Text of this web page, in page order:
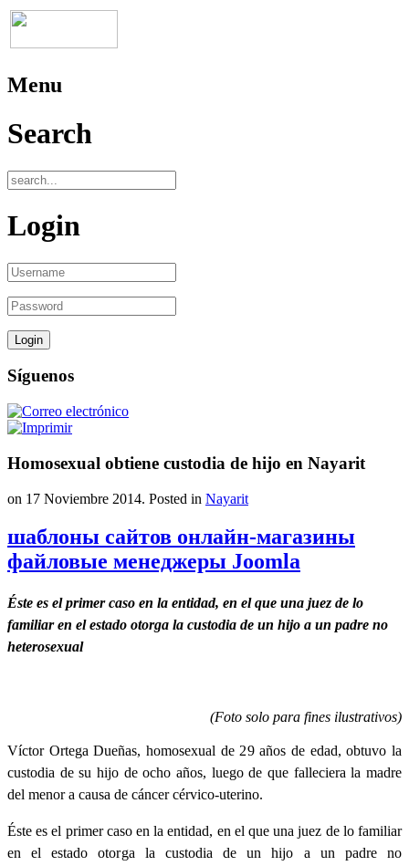
Menu
Search
Login
Síguenos
Homosexual obtiene custodia de hijo en Nayarit
on 17 Noviembre 2014. Posted in Nayarit
шаблоны сайтов онлайн-магазины
файловые менеджеры Joomla
Éste es el primer caso en la entidad, en el que una juez de lo
familiar en el estado otorga la custodia de un hijo a un padre no
heterosexual
(Foto solo para fines ilustrativos)
Víctor Ortega Dueñas, homosexual de 29 años de edad, obtuvo la
custodia de su hijo de ocho años, luego de que falleciera la madre
del menor a causa de cáncer cérvico-uterino.
Éste es el primer caso en la entidad, en el que una juez de lo familiar
en el estado otorga la custodia de un hijo a un padre no